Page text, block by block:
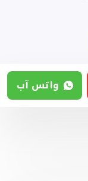
واتس آب